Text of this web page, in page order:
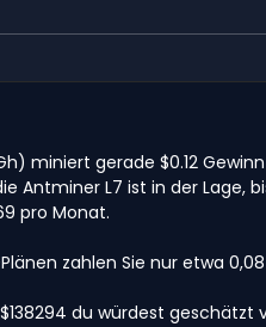
miniert gerade $0.12
Antminer L7 ist in der Lage,
pro Monat.
zahlen Sie nur etwa 0,08
du würdest geschätzt